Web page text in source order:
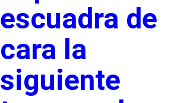
escuadra de
cara la
siguiente